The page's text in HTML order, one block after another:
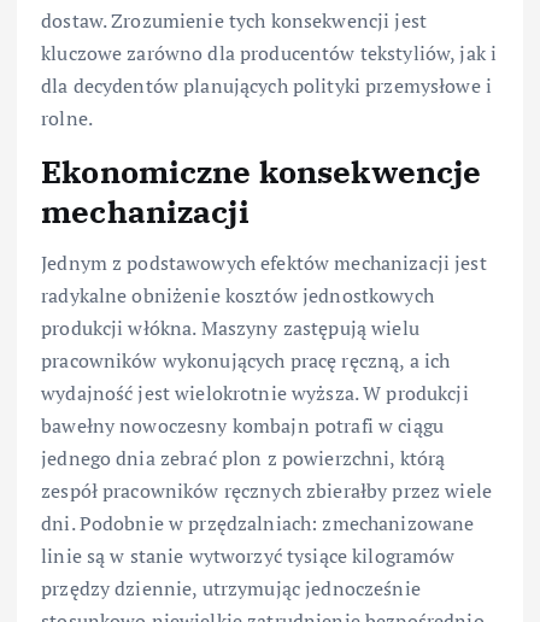
dostaw. Zrozumienie tych konsekwencji jest
kluczowe zarówno dla producentów tekstyliów, jak i
dla decydentów planujących polityki przemysłowe i
rolne.
Ekonomiczne konsekwencje
mechanizacji
Jednym z podstawowych efektów mechanizacji jest
radykalne obniżenie kosztów jednostkowych
produkcji włókna. Maszyny zastępują wielu
pracowników wykonujących pracę ręczną, a ich
wydajność jest wielokrotnie wyższa. W produkcji
bawełny nowoczesny kombajn potrafi w ciągu
jednego dnia zebrać plon z powierzchni, którą
zespół pracowników ręcznych zbierałby przez wiele
dni. Podobnie w przędzalniach: zmechanizowane
linie są w stanie wytworzyć tysiące kilogramów
przędzy dziennie, utrzymując jednocześnie